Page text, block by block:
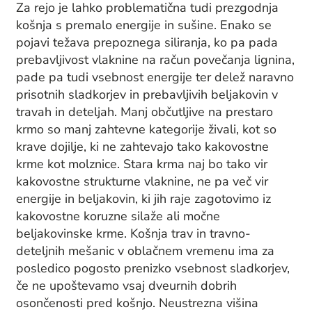
Za rejo je lahko problematična tudi prezgodnja
košnja s premalo energije in sušine. Enako se
pojavi težava prepoznega siliranja, ko pa pada
prebavljivost vlaknine na račun povečanja lignina,
pade pa tudi vsebnost energije ter delež naravno
prisotnih sladkorjev in prebavljivih beljakovin v
travah in deteljah. Manj občutljive na prestaro
krmo so manj zahtevne kategorije živali, kot so
krave dojilje, ki ne zahtevajo tako kakovostne
krme kot molznice. Stara krma naj bo tako vir
kakovostne strukturne vlaknine, ne pa več vir
energije in beljakovin, ki jih raje zagotovimo iz
kakovostne koruzne silaže ali močne
beljakovinske krme. Košnja trav in travno-
deteljnih mešanic v oblačnem vremenu ima za
posledico pogosto prenizko vsebnost sladkorjev,
če ne upoštevamo vsaj dveurnih dobrih
osončenosti pred košnjo. Neustrezna višina